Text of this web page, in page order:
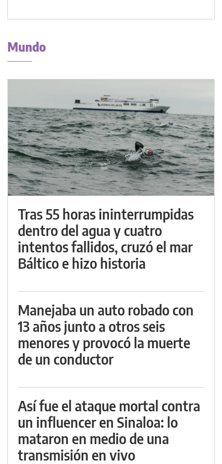
Mundo
Tras 55 horas ininterrumpidas
dentro del agua y cuatro
intentos fallidos, cruzó el mar
Báltico e hizo historia
Manejaba un auto robado con
13 años junto a otros seis
menores y provocó la muerte
de un conductor
Así fue el ataque mortal contra
un influencer en Sinaloa: lo
mataron en medio de una
transmisión en vivo